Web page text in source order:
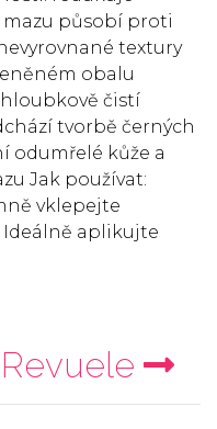
působí proti
textury
obalu
hloubkově čistí
tvorbě černých
odumřelé kůže a
Jak používat:
vklepejte
Ideálně aplikujte
Revuele